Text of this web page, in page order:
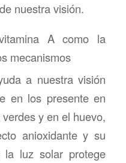
nuestra visión.
A como la
mecanismos
a nuestra visión
en los presente en
y en el huevo,
anioxidante y su
la luz solar protege